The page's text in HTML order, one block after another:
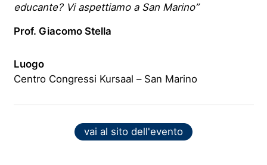
educante? Vi aspettiamo a San Marino”
Prof. Giacomo Stella
Luogo
Centro Congressi Kursaal – San Marino
vai al sito dell'evento